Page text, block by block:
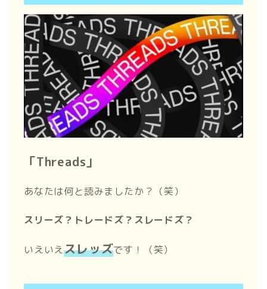
「Threads」
あなたは何と読みましたか？（笑）
スリーズ？トレードズ？スレードズ？
いえいえスレッズです！（笑）